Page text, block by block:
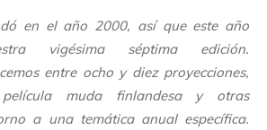
en el año 2000, así que este año
vigésima séptima edición.
entre ocho y diez proyecciones,
muda finlandesa y otras
a una temática anual específica.